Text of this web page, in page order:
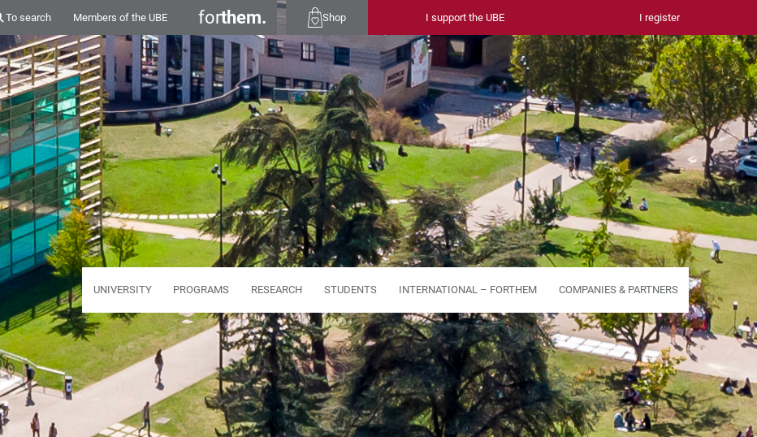
To search Members of the UBE forthem. Shop I support the UBE I register
UNIVERSITY PROGRAMS RESEARCH STUDENTS INTERNATIONAL – FORTHEM COMPANIES & PARTNERS